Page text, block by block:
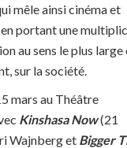
mêle ainsi cinéma et
portant une
au sens le plus large
sur la société.
mars au Théâtre
Kinshasa Now(21
Wajnberg et Bigger